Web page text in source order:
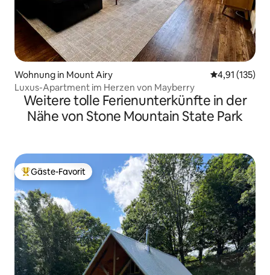
Wohnung in Mount Airy
4,91 (135)
Luxus-Apartment im Herzen von Mayberry
Weitere tolle Ferienunterkünfte in der
Nähe von Stone Mountain State Park
Beliebter Gäste-Favorit.
Gäste-Favorit